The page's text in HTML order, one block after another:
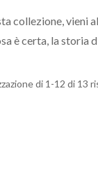
collezione, vieni
è certa, la storia
di 1-12 di 13